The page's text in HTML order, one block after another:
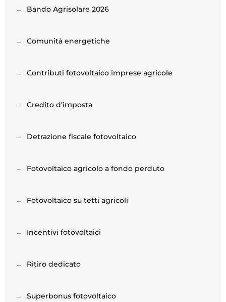
→ Bando Agrisolare 2026
→ Comunità energetiche
→ Contributi fotovoltaico imprese agricole
→ Credito d’imposta
→ Detrazione fiscale fotovoltaico
→ Fotovoltaico agricolo a fondo perduto
→ Fotovoltaico su tetti agricoli
→ Incentivi fotovoltaici
→ Ritiro dedicato
→ Superbonus fotovoltaico